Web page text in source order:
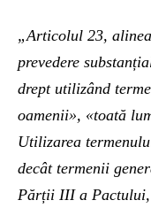
„Articolul 23,
prevedere
drept utilizând
oamenii», «toată
Utilizarea
decât termenii
Părții III a Pactului,